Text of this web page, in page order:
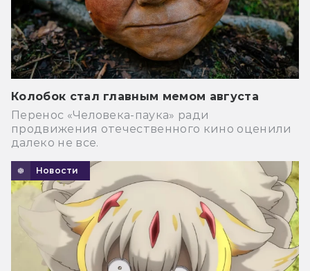
Колобок стал главным мемом августа
Перенос «Человека-паука» ради
продвижения отечественного кино оценили
далеко не все.
Новости